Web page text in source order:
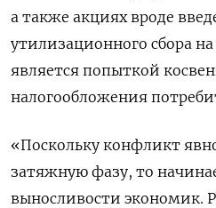
а также акциях вроде
утилизационного сбора
является попыткой
налогообложения
«Поскольку конфликт
затяжную фазу, то
выносливости экономик.